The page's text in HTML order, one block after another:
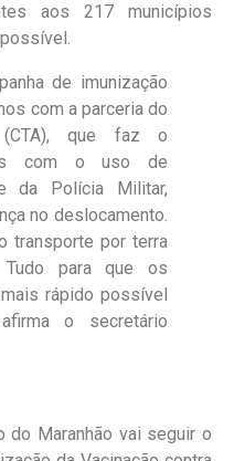
aos 217 municípios
de imunização
com a parceria do
que faz o
com o uso de
da Polícia Militar,
no deslocamento.
transporte por terra
Tudo para que os
rápido possível
o secretário
do Maranhão vai seguir o